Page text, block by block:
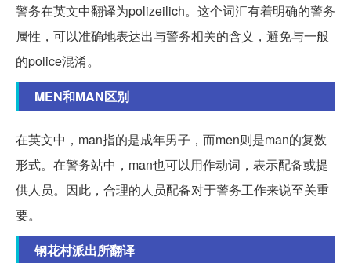
警务在英文中翻译为polizeilich。这个词汇有着明确的警务
属性，可以准确地表达出与警务相关的含义，避免与一般
的police混淆。
MEN和MAN区别
在英文中，man指的是成年男子，而men则是man的复数
形式。在警务站中，man也可以用作动词，表示配备或提
供人员。因此，合理的人员配备对于警务工作来说至关重
要。
钢花村派出所翻译